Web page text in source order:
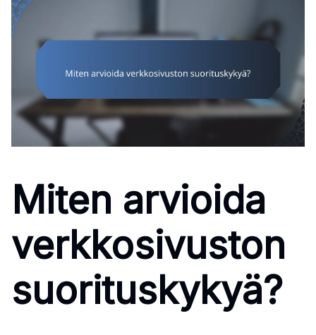
Miten arvioida
verkkosivuston
suorituskykyä?